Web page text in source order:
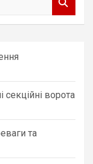
секційні ворота
та